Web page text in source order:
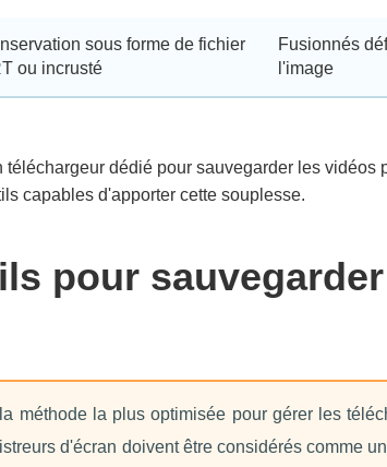
sous forme de fichier
ou incrusté
Fusionnés
l'image
dédié pour sauvegarder les vidéos
capables d'apporter cette souplesse.
pour
méthode la plus optimisée pour gérer les
d'écran doivent être considérés comme